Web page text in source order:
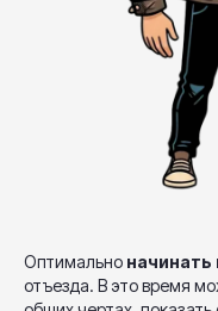
Оптимально начинать
отъезда. В это время